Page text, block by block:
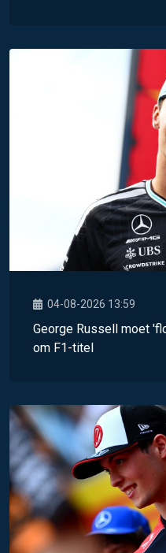
04-08-2026 13:59
George Russell moet
om F1-titel